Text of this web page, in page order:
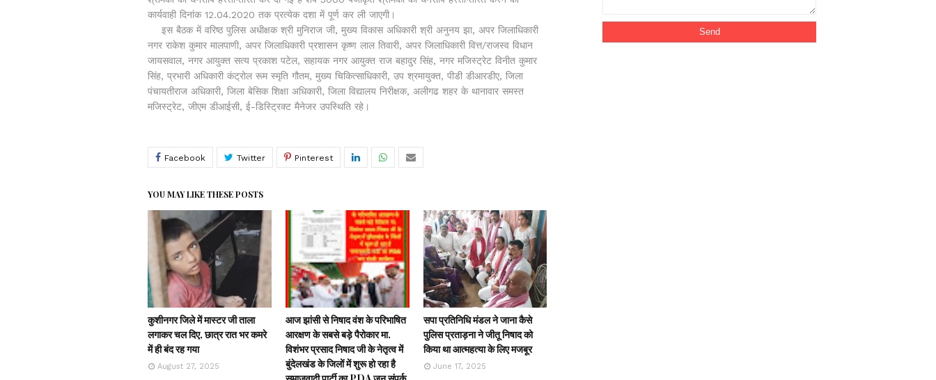
कार्यवाही दिनांक 12.04.2020 तक प्रत्येक दशा में पूर्ण कर ली जाएगी।
इस बैठक में वरिष्ठ पुलिस अधीक्षक श्री मुनिराज जी, मुख्य विकास अधिकारी श्री अनुनय झा, अपर जिलाधिकारी
नगर राकेश कुमार मालपाणी, अपर जिलाधिकारी प्रशासन कृष्ण लाल तिवारी, अपर जिलाधिकारी वित्त/राजस्व विधान
जायसवाल, नगर आयुक्त सत्य प्रकाश पटेल, सहायक नगर आयुक्त राज बहादुर सिंह, नगर मजिस्ट्रेट विनीत कुमार
सिंह, प्रभारी अधिकारी कंट्रोल रूम स्मृति गौतम, मुख्य चिकित्साधिकारी, उप श्रमायुक्त, पीडी डीआरडीए, जिला
पंचायतीराज अधिकारी, जिला बेसिक शिक्षा अधिकारी, जिला विद्यालय निरीक्षक, अलीगढ शहर के थानावार समस्त
मजिस्ट्रेट, जीएम डीआईसी, ई-डिस्ट्रिक्ट मैनेजर उपस्थिति रहे।
YOU MAY LIKE THESE POSTS
कुशीनगर जिले में मास्टर जी ताला
लगाकर चल दिए, छात्र रात भर कमरे
में ही बंद रह गया
August 27, 2025
आज झांसी से निषाद वंश के परिभाषित
आरक्षण के सबसे बड़े पैरोकार मा.
विशंभर प्रसाद निषाद जी के नेतृत्व में
बुंदेलखंड के जिलों में शुरू हो रहा है
सपा प्रतिनिधि मंडल ने जाना कैसे
पुलिस प्रताड़ना ने जीतू निषाद को
किया था आत्महत्या के लिए मजबूर
June 17, 2025